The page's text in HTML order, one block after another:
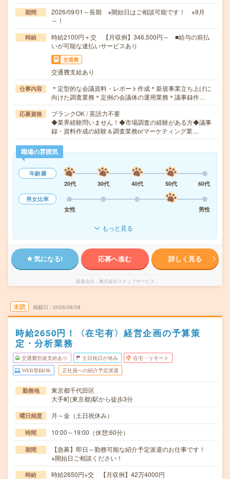
期間
2026/09/01～長期 ※開始日はご相談可能です！ ※9月
～！
時給
時給2100円＋交 【月収例】346,500円～ ■給与の前払
いが可能な速払いサービスあり
交通費
交通費支給あり
仕事内容
＊定型的な会議資料・レポート作成＊新規事業立ち上げに
向けた調査業務＊定例の会議体の運用業務＊議事録作…
応募資格
ブランクOK / 英語力不要
◆業界経験問いません！◆市場調査の経験がある方◆議事
録・資料作成の経験＆調査業務orマーケティング業…
職場の雰囲気
年齢層
20代
30代 40代 50代
60代
男女比率
女性
男性
もっと見る
気になる! 応募へ進む 詳しく見る
派遣会社 株式会社スタッフサービス
未読 掲載日 2026/08/08
時給2650円！〈在宅有〉経営企画の予算策
定・分析業務
交通費別途支給あり 土日祝日が休み 在宅・リモート
WEB登録OK 正社員への紹介予定派遣
勤務地
東京都千代田区
大手町(東京都)駅から徒歩3分
曜日頻度 月～金（土日祝休み）
時間 10:00～19:00（休憩:60分）
期間
【急募】即日～勤務可能な紹介予定派遣のお仕事です！
※開始日ご相談ください！
時給 時給2650円+交 【月収例】42万4000円